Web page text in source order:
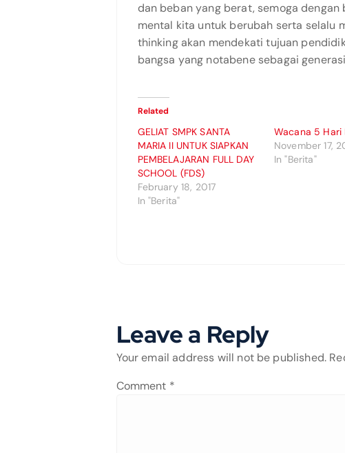
dan beban yang berat, semoga
mental kita untuk berubah serta selalu
thinking akan mendekati tujuan
bangsa yang notabene sebagai
Related
GELIAT SMPK SANTA
MARIA II UNTUK SIAPKAN
PEMBELAJARAN FULL DAY
SCHOOL (FDS)
February 18, 2017
In "Berita"
Wacana 5 Hari
November 17,
In "Berita"
Leave a Reply
Your email address will not be published.
Comment *